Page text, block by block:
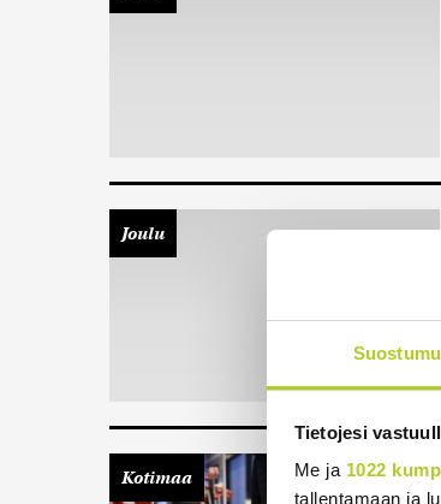
Tietojesi
Me ja 1022
tallentamaan ja
Joulu
Kotimaa